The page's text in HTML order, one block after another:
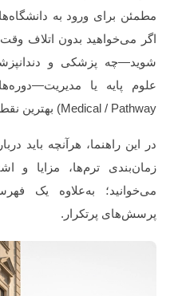
مطمئن برای ورود به
اگر می‌خواهید بدون اتلاف
شوید—چه پزشکی و
Medical / Pathway) بهترین نقطه شروع شما هستند.
در این راهنما، هرآنچه باید
زمان‌بندی ترم‌ها، مزایا و
می‌خوانید؛ به‌علاوه یک
پرسش‌های پرتکرار.